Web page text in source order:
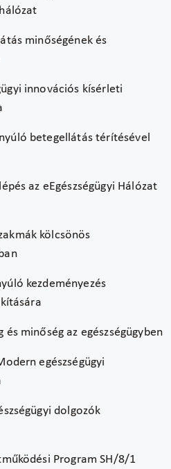
minőségének és
innovációs kísérleti
betegellátás térítésével
az eEgészségügyi Hálózat
kölcsönös
kezdeményezés
és minőség az egészségügyben
egészségügyi
dolgozók
Program SH/8/1